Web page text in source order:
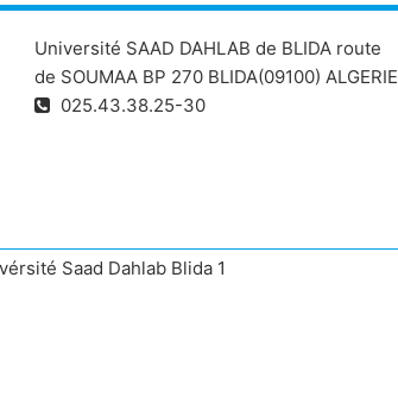
Université SAAD DAHLAB de BLIDA route
de SOUMAA BP 270 BLIDA(09100) ALGERIE
025.43.38.25-30
Saad Dahlab Blida 1